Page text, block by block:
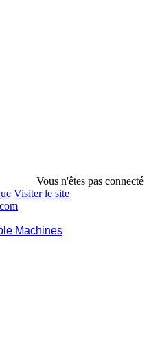
Vous n'êtes pas connecté
Visiter le site
Machines